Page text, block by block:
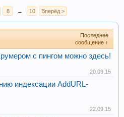
8 → 10 Вперёд >
Последнее
сообщение ↑
с пингом можно здесь!
20.09.15
индексации AddURL-
22.09.15